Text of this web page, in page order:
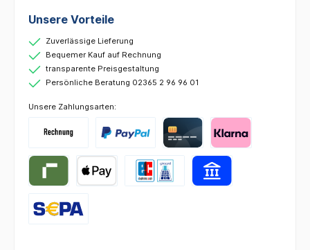
Unsere Vorteile
Zuverlässige Lieferung
Bequemer Kauf auf Rechnung
transparente Preisgestaltung
Persönliche Beratung 02365 2 96 96 01
Unsere Zahlungsarten: